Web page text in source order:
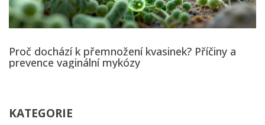
Proč dochází k přemnožení kvasinek? Příčiny a
prevence vaginální mykózy
KATEGORIE